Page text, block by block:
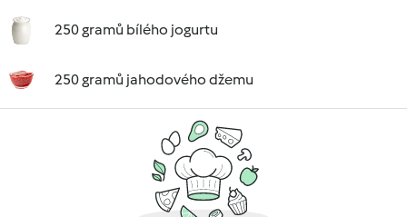
250 gramů bílého jogurtu
250 gramů jahodového džemu